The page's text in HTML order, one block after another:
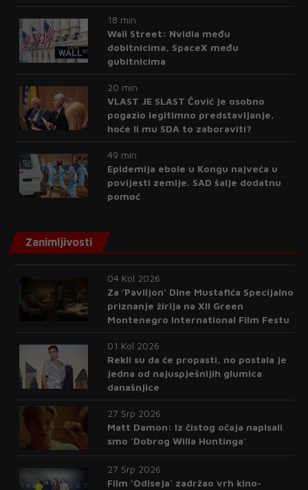
18 min
Wall Street: Nvidia među
dobitnicima, SpaceX među
gubitnicima
20 min
VLAST JE SLAST Čović je osobno
pogazio legitimno predstavljanje,
hoće li mu SDA to zaboraviti?
49 min
Epidemija ebole u Kongu najveća u
povijesti zemlje. SAD šalje dodatnu
pomoć
Zanimljivosti
04 Kol 2026
Za 'Paviljon' Dine Mustafića Specijalno
priznanje žirija na XII Green
Montenegro International Film Festu
01 Kol 2026
Rekli su da će propasti, no postala je
jedna od najuspješnijih glumica
današnjice
27 Srp 2026
Matt Damon: Iz čistog očaja napisali
smo 'Dobrog Willa Huntinga'
27 Srp 2026
Film 'Odiseja' zadržao vrh kino-